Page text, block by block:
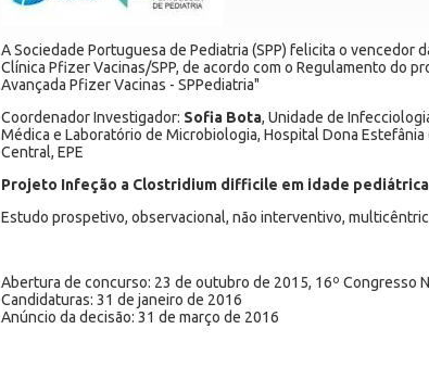
A Sociedade Portuguesa de Pediatria (SPP) felicita o vencedor
Clínica Pfizer Vacinas/SPP, de acordo com o Regulamento do
Avançada Pfizer Vacinas - SPPediatria"
Coordenador Investigador: Sofia Bota, Unidade de
Médica e Laboratório de Microbiologia, Hospital Dona Estefânia
Central, EPE
Projeto Infeção a Clostridium difficile em idade pediátrica
Estudo prospetivo, observacional, não interventivo,
Abertura de concurso: 23 de outubro de 2015, 16º Congresso
Candidaturas: 31 de janeiro de 2016
Anúncio da decisão: 31 de março de 2016